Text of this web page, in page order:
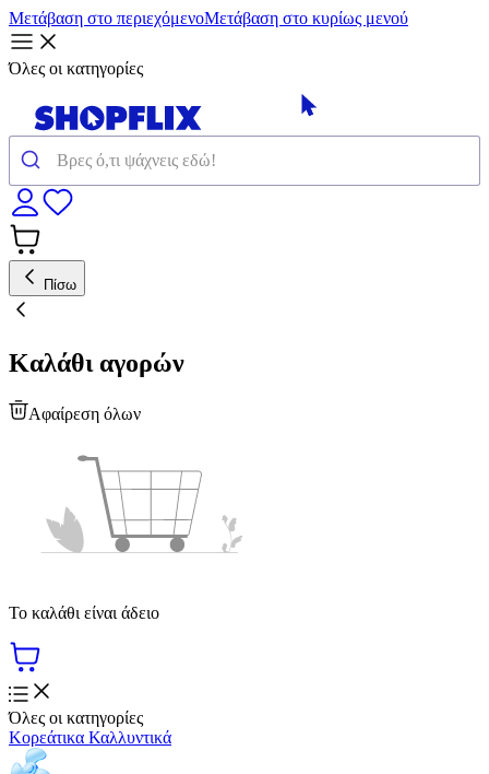
Μετάβαση στο περιεχόμενοΜετάβαση στο κυρίως μενού
Όλες οι κατηγορίες
Πίσω
Καλάθι αγορών
Αφαίρεση όλων
Το καλάθι είναι άδειο
Όλες οι κατηγορίες
Κορεάτικα Καλλυντικά